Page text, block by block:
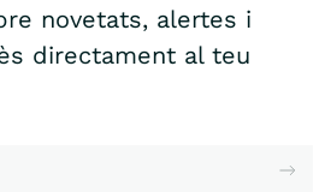
novetats, alertes i
directament al teu